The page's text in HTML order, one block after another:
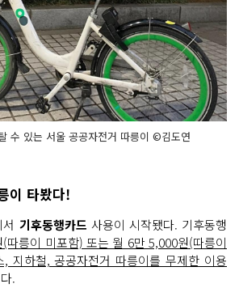
수 있는 서울 공공자전거 따릉이 ©김도연
이 타봤다!
기후동행카드 사용이 시작됐다. 기후동행
따릉이 미포함) 또는 월 6만 5,000원(따릉이
, 지하철, 공공자전거 따릉이를 무제한 이용
.